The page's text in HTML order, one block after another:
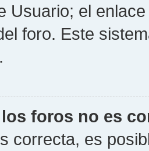
Usuario; el
foro. Este
los foros no es
correcta, es